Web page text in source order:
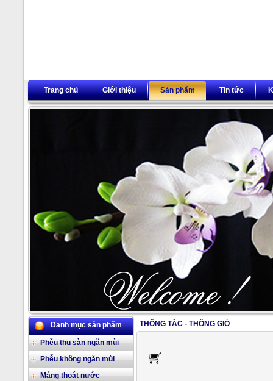
Trang chủ Giới thiệu Sản phẩm Tin tức
2/17
Danh mục sản phẩm
Phễu thu sàn ngăn mùi
Phễu không ngăn mùi
Máng thoát nước
THÔNG TẮC - THÔNG GIÓ